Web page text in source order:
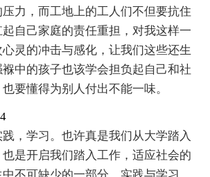
力，而工地上的工人们不但要抗住
自己家庭的责任重担，对我这样一
灵的冲击与感化，让我们这些还生
中的孩子也该学会担负起自己和社
要懂得为别人付出不能一味。
，学习。也许真是我们从大学踏入
是开启我们踏入工作，适应社会的